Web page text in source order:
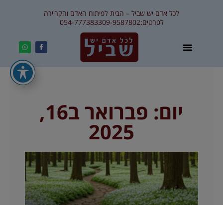
לכל אדם יש שביל – הבית לפיתוח האדם והקריירה
לפרטים:09-9587802
054-7773833
יום: פברואר ב16,
2025